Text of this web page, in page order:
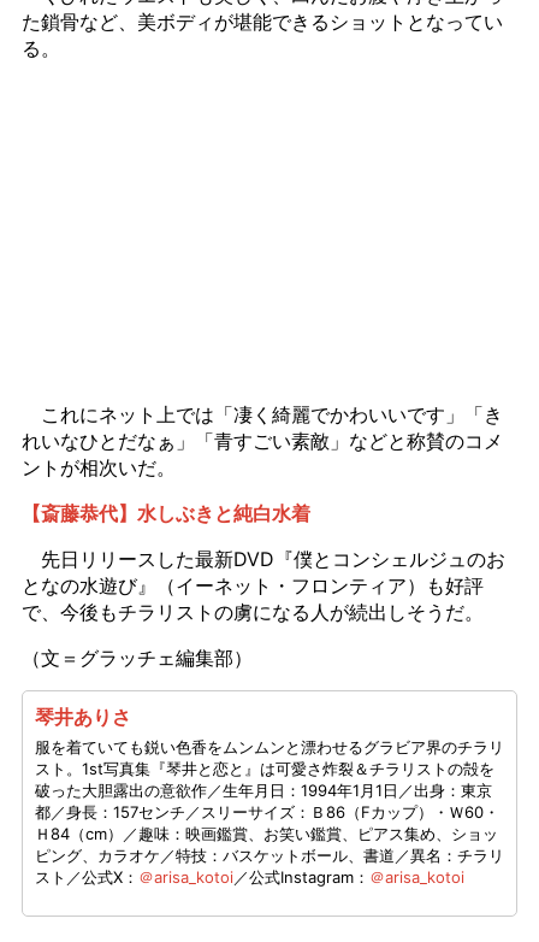
た鎖骨など、美ボディが堪能できるショットとなってい
る。
これにネット上では「凄く綺麗でかわいいです」「き
れいなひとだなぁ」「青すごい素敵」などと称賛のコメ
ントが相次いだ。
【斎藤恭代】水しぶきと純白水着
先日リリースした最新DVD『僕とコンシェルジュのお
となの水遊び』（イーネット・フロンティア）も好評
で、今後もチラリストの虜になる人が続出しそうだ。
（文＝グラッチェ編集部）
琴井ありさ
服を着ていても鋭い色香をムンムンと漂わせるグラビア界のチラリ
スト。1st写真集『琴井と恋と』は可愛さ炸裂＆チラリストの殻を
破った大胆露出の意欲作／生年月日：1994年1月1日／出身：東京
都／身長：157センチ／スリーサイズ：Ｂ86（Fカップ）・Ｗ60・
Ｈ84（cm）／趣味：映画鑑賞、お笑い鑑賞、ピアス集め、ショッ
ピング、カラオケ／特技：バスケットボール、書道／異名：チラリ
スト／公式X： ＠arisa_kotoi／公式Instagram： ＠arisa_kotoi